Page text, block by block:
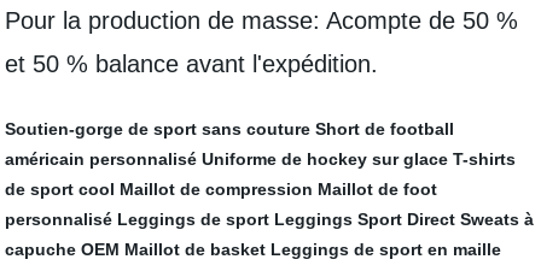
Pour la production de masse: Acompte de 50 %
et 50 % balance avant l'expédition.
Soutien-gorge de sport sans couture Short de football
américain personnalisé Uniforme de hockey sur glace T-shirts
de sport cool Maillot de compression Maillot de foot
personnalisé Leggings de sport Leggings Sport Direct Sweats à
capuche OEM Maillot de basket Leggings de sport en maille